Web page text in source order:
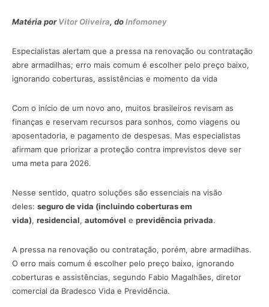
Matéria porVitor Oliveira, doInfomoney
Especialistas alertam que a pressa na renovação ou contratação
abre armadilhas; erro mais comum é escolher pelo preço baixo,
ignorando coberturas, assistências e momento da vida
Com o início de um novo ano, muitos brasileiros revisam as
finanças e reservam recursos para sonhos, como viagens ou
aposentadoria, e pagamento de despesas. Mas especialistas
afirmam que priorizar a proteção contra imprevistos deve ser
uma meta para 2026.
Nesse sentido, quatro soluções são essenciais na visão
deles: seguro de vida (incluindo coberturas em
vida), residencial, automóvel e previdência privada.
A pressa na renovação ou contratação, porém, abre armadilhas.
O erro mais comum é escolher pelo preço baixo, ignorando
coberturas e assistências, segundo Fabio Magalhães, diretor
comercial da Bradesco Vida e Previdência.